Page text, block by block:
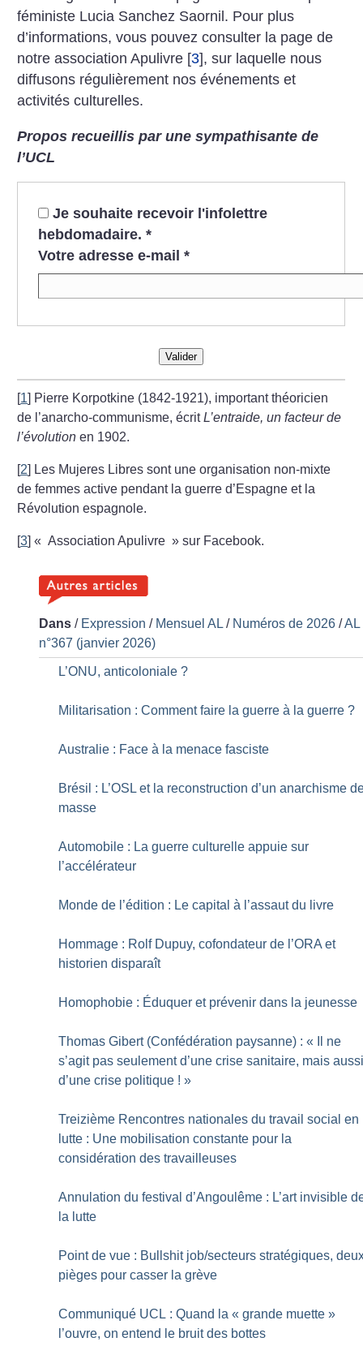
féministe Lucia Sanchez Saornil. Pour plus
d’informations, vous pouvez consulter la page de
notre association Apulivre [3], sur laquelle nous
diffusons régulièrement nos événements et
activités culturelles.
Propos recueillis par une sympathisante de
l’UCL
Je souhaite recevoir l'infolettre
hebdomadaire. *
Votre adresse e-mail *
Valider
[1] Pierre Korpotkine (1842-1921), important théoricien
de l’anarcho-communisme, écritL’entraide, un facteur de
l’évolution en 1902.
[2] Les Mujeres Libres sont une organisation non-mixte
de femmes active pendant la guerre d’Espagne et la
Révolution espagnole.
[3]« Association Apulivre » sur Facebook.
Dans / Expression / Mensuel AL / Numéros de 2026 /AL
n°367 (janvier 2026)
L’ONU, anticoloniale ?
Militarisation : Comment faire la guerre à la guerre ?
Australie : Face à la menace fasciste
Brésil : L’OSL et la reconstruction d’un anarchisme
masse
Automobile : La guerre culturelle appuie sur
l’accélérateur
Monde de l’édition : Le capital à l’assaut du livre
Hommage : Rolf Dupuy, cofondateur de l’ORA et
historien disparaît
Homophobie : Éduquer et prévenir dans la jeunesse
Thomas Gibert (Confédération paysanne) : «
Il ne
s’agit pas seulement d’une crise sanitaire, mais
d’une crise politique ! »
Treizième Rencontres nationales du travail social en
lutte : Une mobilisation constante pour la
considération des travailleuses
Annulation du festival d’Angoulême : L’art invisible
la lutte
Point de vue : Bullshit job/secteurs stratégiques,
pièges pour casser la grève
Communiqué UCL : Quand la « grande muette »
l’ouvre, on entend le bruit des bottes